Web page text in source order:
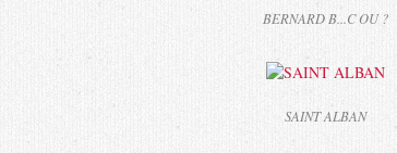
BERNARD B...C OU ?
SAINT ALBAN